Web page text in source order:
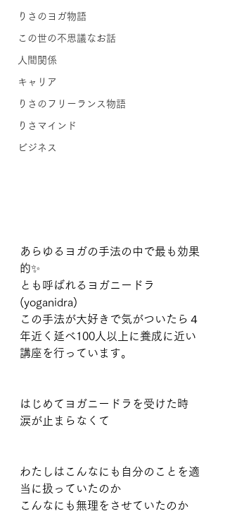
りさのヨガ物語
この世の不思議なお話
人間関係
キャリア
りさのフリーランス物語
りさマインド
ビジネス
あらゆるヨガの手法の中で最も効果
的✨
とも呼ばれるヨガニードラ
(yoganidra)
この手法が大好きで気がついたら４
年近く延べ100人以上に養成に近い
講座を行っています。
はじめてヨガニードラを受けた時
涙が止まらなくて
わたしはこんなにも自分のことを適
当に扱っていたのか
こんなにも無理をさせていたのか